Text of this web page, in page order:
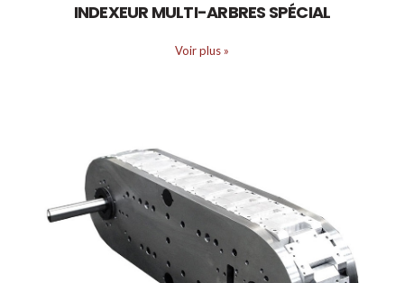
INDEXEUR MULTI-ARBRES SPÉCIAL
Voir plus »